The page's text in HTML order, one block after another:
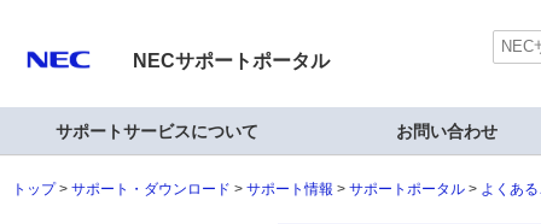
NECサポートポータル
サポートサービスについて お問い合わせ
トップ サポート・ダウンロード サポート情報 サポートポータル よくあ